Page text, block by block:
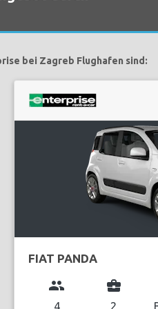
bei Zagreb Flughafen sind:
FIAT PANDA
group
4
business_center
2